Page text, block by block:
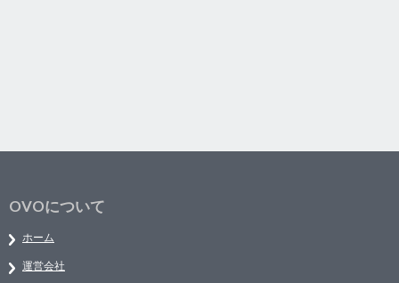
OVOについて
ホーム
運営会社